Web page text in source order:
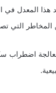
هذا المعدل
التي
اضطراب